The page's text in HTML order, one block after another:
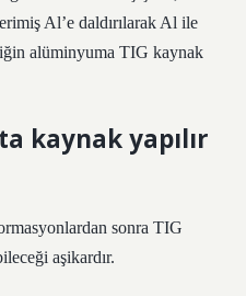
Al’e daldırılarak Al ile
alüminyuma TIG kaynak
kaynak yapılır
sonra TIG
aşikardır.